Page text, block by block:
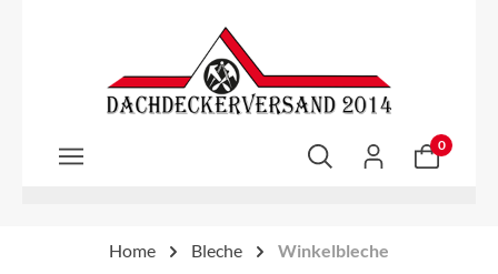
Zum Hauptinhalt springen
0
Home Bleche Winkelbleche